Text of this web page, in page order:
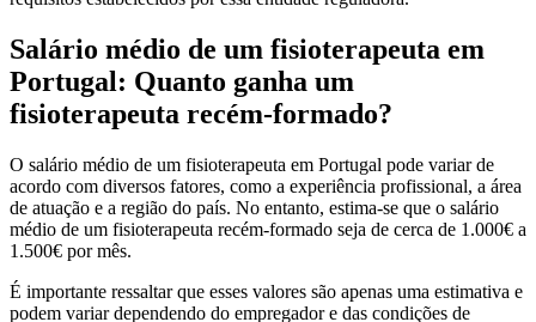
Salário médio de um fisioterapeuta em
Portugal: Quanto ganha um
fisioterapeuta recém-formado?
O salário médio de um fisioterapeuta em Portugal pode variar de
acordo com diversos fatores, como a experiência profissional, a área
de atuação e a região do país. No entanto, estima-se que o salário
médio de um fisioterapeuta recém-formado seja de cerca de 1.000€ a
1.500€ por mês.
É importante ressaltar que esses valores são apenas uma estimativa e
podem variar dependendo do empregador e das condições de